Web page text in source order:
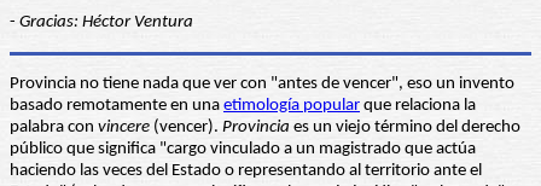
- Gracias: Héctor Ventura
Provincia no tiene nada que ver con "antes de vencer", eso un invento
basado remotamente en una etimología popular que relaciona la
palabra con vincere (vencer). Provincia es un viejo término del derecho
público que significa "cargo vinculado a un magistrado que actúa
haciendo las veces del Estado o representando al territorio ante el